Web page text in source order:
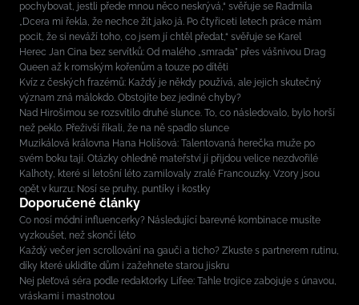
pochybovat, jestli přede mnou něco neskrývá,“ svěřuje se Radmila
„Dcera mi řekla, že nechce žít jako já. Po čtyřiceti letech práce mám
pocit, že si neváží toho, co jsem jí chtěl předat,“ svěřuje se Karel
Herec Jan Cina bez servítků: Od malého „smrada” přes vášnivou Drag
Queen až k romským kořenům a touze po dítěti
Kvíz z českých frazémů: Každý je někdy používá, ale jejich skutečný
význam zná málokdo. Obstojíte bez jediné chyby?
Nad Hirošimou se rozsvítilo druhé slunce. To, co následovalo, bylo horší
než peklo. Přeživší říkali, že na ně spadlo slunce
Muzikálová královna Hana Holišová: Talentovaná herečka muže po
svém boku tají. Otázky ohledně mateřství jí přijdou velice nezdvořilé
Kalhoty, které si letošní léto zamilovaly zralé Francouzky. Vzory jsou
opět v kurzu: Nosí se pruhy, puntíky i kostky
Doporučené články
Co nosí módní influencerky? Následující barevné kombinace musíte
vyzkoušet, než skončí léto
Každý večer jen scrollování na gauči a ticho? Zkuste s partnerem rutinu,
díky které uklidíte dům i zažehnete starou jiskru
Nej pleťová séra podle redaktorky Lifee: Tahle trojice zabojuje s únavou,
vráskami i mastnotou